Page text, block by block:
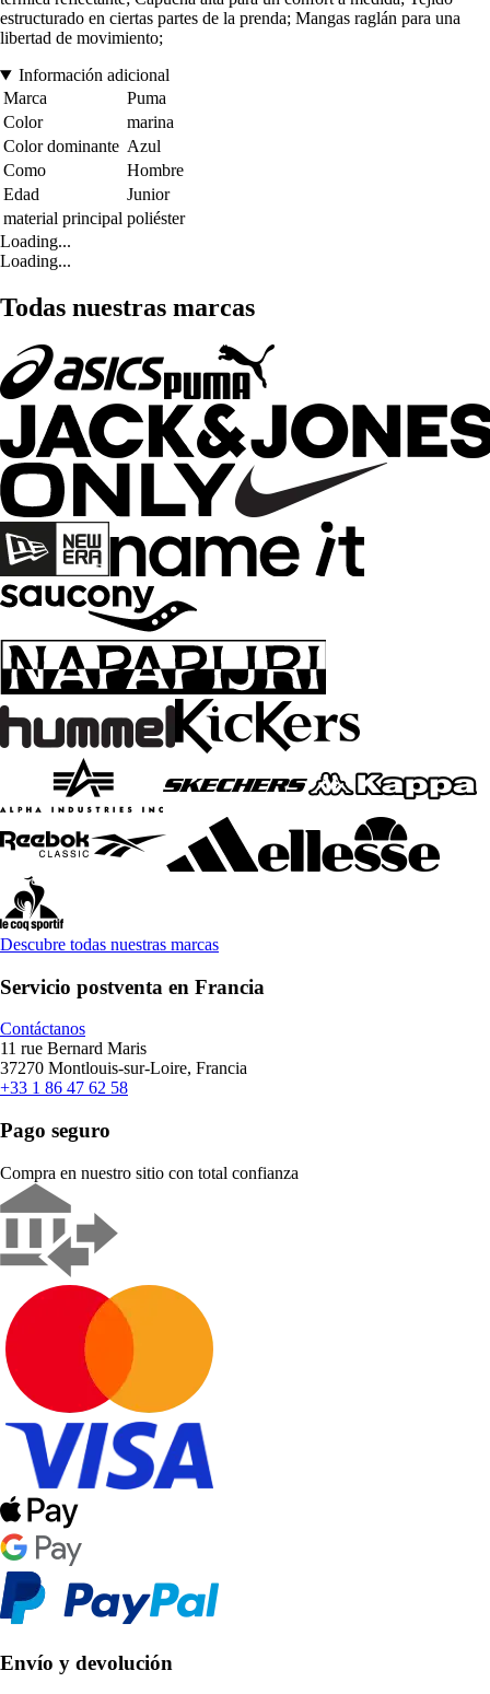
estructurado en ciertas partes de la prenda; Mangas raglán para una
libertad de movimiento;
Información adicional
Marca
Puma
Color
marina
Color dominante Azul
Como
Hombre
Edad
Junior
material principal poliéster
Loading...
Loading...
Todas nuestras marcas
Descubre todas nuestras marcas
Servicio postventa en Francia
Contáctanos
11 rue Bernard Maris
37270 Montlouis-sur-Loire, Francia
+33 1 86 47 62 58
Pago seguro
Compra en nuestro sitio con total confianza
Envío y devolución